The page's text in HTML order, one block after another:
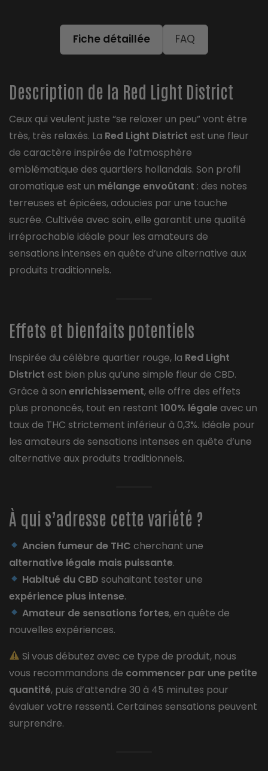
Fiche détaillée FAQ
Description de la Red Light District
Ceux qui veulent juste “se relaxer un peu” vont être
très, très relaxés. La Red Light District est une fleur
de caractère inspirée de l’atmosphère
emblématique des quartiers hollandais. Son profil
aromatique est un mélange envoûtant : des notes
terreuses et épicées, adoucies par une touche
sucrée. Cultivée avec soin, elle garantit une qualité
irréprochable idéale pour les amateurs de
sensations intenses en quête d’une alternative aux
produits traditionnels.
Effets et bienfaits potentiels
Inspirée du célèbre quartier rouge, la Red Light
District est bien plus qu’une simple fleur de CBD.
Grâce à son enrichissement, elle offre des effets
plus prononcés, tout en restant 100% légale avec un
taux de THC strictement inférieur à 0,3%. Idéale pour
les amateurs de sensations intenses en quête d’une
alternative aux produits traditionnels.
À qui s’adresse cette variété ?
Ancien fumeur de THC cherchant une
alternative légale mais puissante.
Habitué du CBD souhaitant tester une
expérience plus intense.
Amateur de sensations fortes, en quête de
nouvelles expériences.
Si vous débutez avec ce type de produit, nous
vous recommandons de commencer par une petite
quantité, puis d’attendre 30 à 45 minutes pour
évaluer votre ressenti. Certaines sensations peuvent
surprendre.